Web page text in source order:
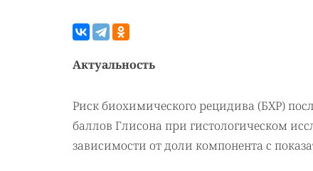
Актуальность
Риск биохимического рецидива (БХР)
баллов Глисона при гистологическом
зависимости от доли компонента с